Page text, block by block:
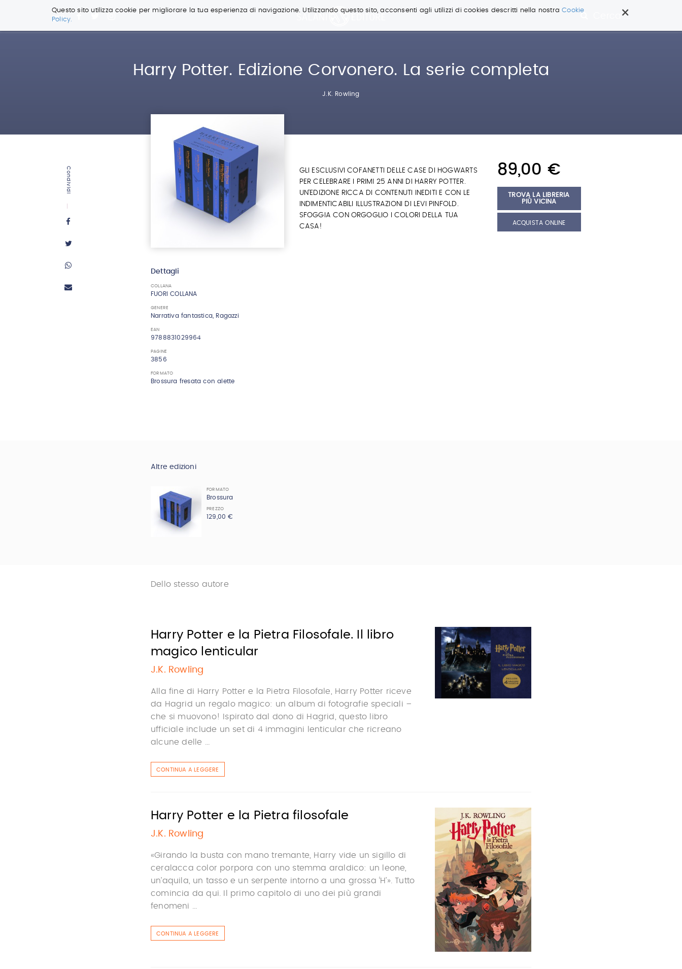
×
Questo sito utilizza cookie per migliorare la tua esperienza di navigazione. Utilizzando questo sito, acconsenti agli utilizzi di cookies descritti nella nostraCookie
Policy.
Cerca ...
Harry Potter. Edizione Corvonero. La serie completa
J.K. Rowling
Condividi
Dettagli
COLLANA
FUORI COLLANA
GENERE
Narrativa fantastica, Ragazzi
EAN
9788831029964
PAGINE
3856
FORMATO
Brossura fresata con alette
GLI ESCLUSIVI COFANETTI DELLE CASE DI HOGWARTS
PER CELEBRARE I PRIMI 25 ANNI DI HARRY POTTER.
UN'EDIZIONE RICCA DI CONTENUTI INEDITI E CON LE
INDIMENTICABILI ILLUSTRAZIONI DI LEVI PINFOLD.
SFOGGIA CON ORGOGLIO I COLORI DELLA TUA
CASA!
89,00 €
TROVA LA LIBRERIA
PIÙ VICINA
ACQUISTA ONLINE
Altre edizioni
FORMATO
Brossura
PREZZO
129,00 €
Dello stesso autore
Harry Potter e la Pietra Filosofale. Il libro
magico lenticular
J.K. Rowling
Alla fine di Harry Potter e la Pietra Filosofale, Harry Potter riceve
da Hagrid un regalo magico: un album di fotografie speciali –
che si muovono! Ispirato dal dono di Hagrid, questo libro
ufficiale include un set di 4 immagini lenticular che ricreano
alcune delle ...
CONTINUA A LEGGERE
Harry Potter e la Pietra filosofale
J.K. Rowling
«Girando la busta con mano tremante, Harry vide un sigillo di
ceralacca color porpora con uno stemma araldico: un leone,
un’aquila, un tasso e un serpente intorno a una grossa ‘H’». Tutto
comincia da qui. Il primo capitolo di uno dei più grandi
fenomeni ...
CONTINUA A LEGGERE